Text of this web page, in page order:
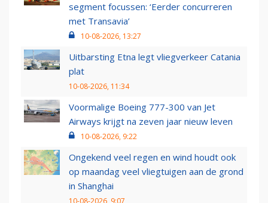
segment focussen: ‘Eerder concurreren
met Transavia’
10-08-2026, 13:27
Uitbarsting Etna legt vliegverkeer Catania
plat
10-08-2026, 11:34
Voormalige Boeing 777-300 van Jet
Airways krijgt na zeven jaar nieuw leven
10-08-2026, 9:22
Ongekend veel regen en wind houdt ook
op maandag veel vliegtuigen aan de grond
in Shanghai
10-08-2026, 9:07